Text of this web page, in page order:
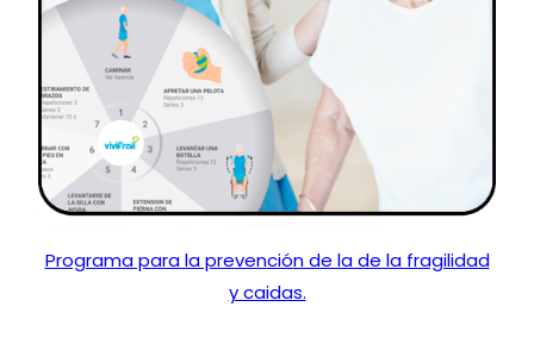
Programa para la prevención de la de la fragilidad
y caidas.